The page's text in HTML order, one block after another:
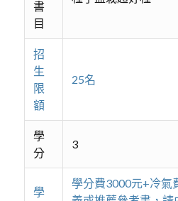
書
目
招
生
限
額
25名
學
分
3
學
學分費3000元+冷氣